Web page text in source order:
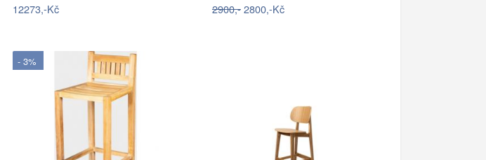
12273,-Kč 2900,-2800,-Kč
- 3%